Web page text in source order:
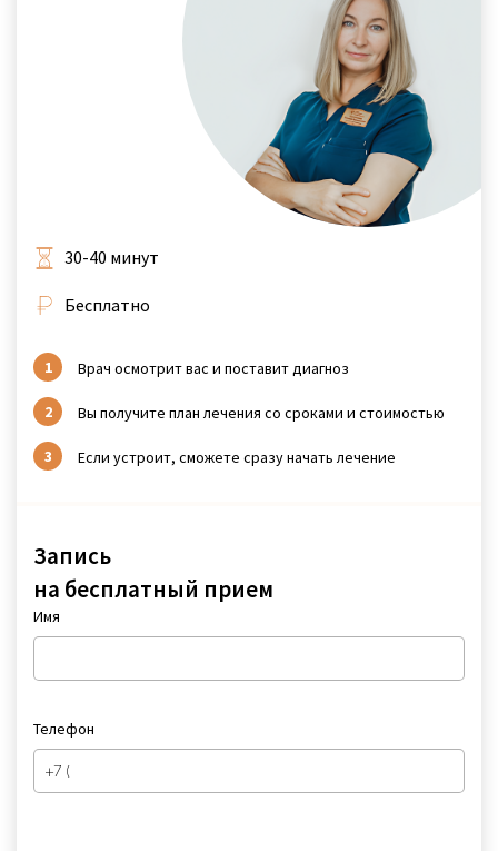
Запись
на бесплатный прием
Имя
Телефон
30-40 минут
Бесплатно
Врач осмотрит вас и поставит диагноз
Вы получите план лечения со сроками и стоимостью
Если устроит, сможете сразу начать лечение